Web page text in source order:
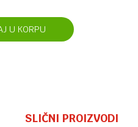
U KORPU
SLIČNI PROIZVODI